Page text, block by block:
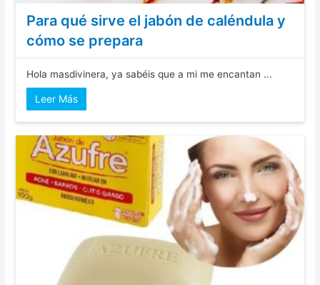
Para qué sirve el jabón de caléndula y
cómo se prepara
Hola masdivinera, ya sabéis que a mi me encantan ...
Leer Más